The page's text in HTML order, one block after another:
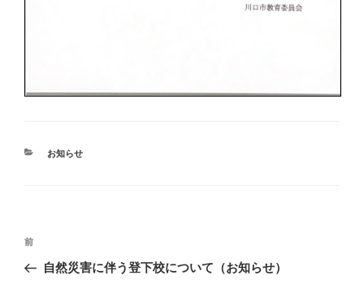
カ
お知らせ
投
ナ
前
の
前
自然災害に伴う登下校について（お知らせ）